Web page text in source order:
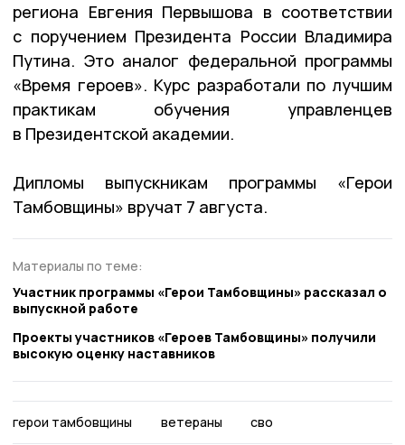
региона Евгения Первышова в соответствии
с поручением Президента России Владимира
Путина. Это аналог федеральной программы
«Время героев». Курс разработали по лучшим
практикам обучения управленцев
в Президентской академии.
Дипломы выпускникам программы «Герои
Тамбовщины» вручат 7 августа.
Материалы по теме:
Участник программы «Герои Тамбовщины» рассказал о
выпускной работе
Проекты участников «Героев Тамбовщины» получили
высокую оценку наставников
герои тамбовщины ветераны сво